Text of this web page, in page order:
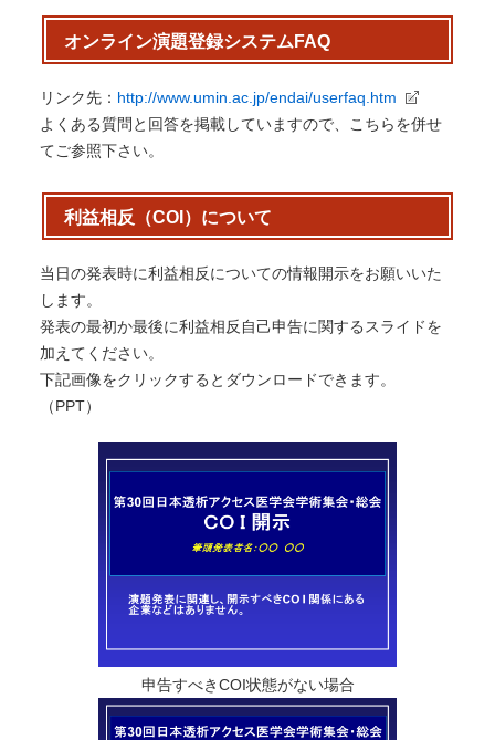
オンライン演題登録システムFAQ
リンク先： http://www.umin.ac.jp/endai/userfaq.htm
よくある質問と回答を掲載していますので、こちらを併せ
てご参照下さい。
利益相反（COI）について
当日の発表時に利益相反についての情報開示をお願いいた
します。
発表の最初か最後に利益相反自己申告に関するスライドを
加えてください。
下記画像をクリックするとダウンロードできます。
（PPT）
申告すべきCOI状態がない場合